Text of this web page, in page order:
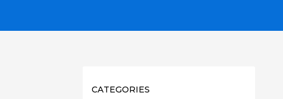
CATEGORIES